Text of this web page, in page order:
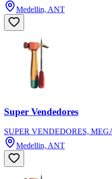
Medellin, ANT
Super Vendedores
SUPER VENDEDORES,
Medellin, ANT